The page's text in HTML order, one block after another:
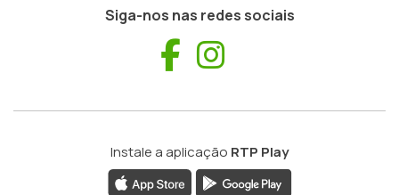
Siga-nos nas redes sociais
Facebook
Instale a aplicação RTP Play